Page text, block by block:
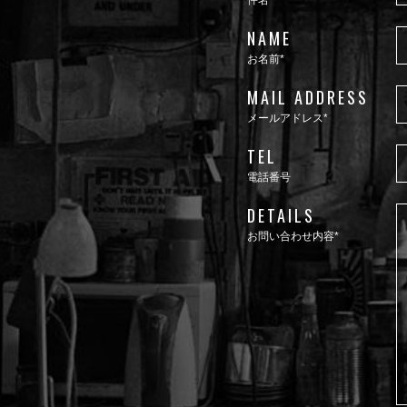
NAME
お名前*
MAIL ADDRESS
メールアドレス*
TEL
電話番号
DETAILS
お問い合わせ内容*